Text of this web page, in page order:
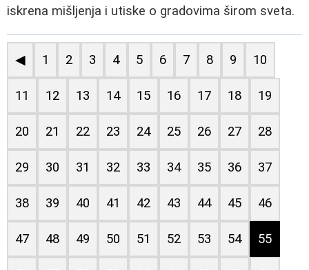
iskrena mišljenja i utiske o gradovima širom sveta.
◀ 1 2 3 4 5 6 7 8 9 10
11 12 13 14 15 16 17 18 19
20 21 22 23 24 25 26 27 28
29 30 31 32 33 34 35 36 37
38 39 40 41 42 43 44 45 46
47 48 49 50 51 52 53 54 55